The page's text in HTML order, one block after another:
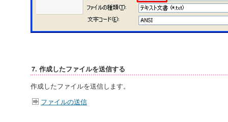
7. 作成したファイルを送信する
作成したファイルを送信します。
ファイルの送信